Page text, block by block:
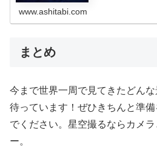
www.ashitabi.com
まとめ
今まで世界一周で見てきたどん
待っています！ぜひきちんと準
でください。星空撮るならカメ
ー。